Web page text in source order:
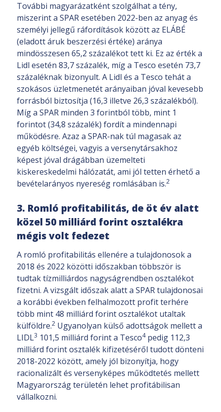
További magyarázatként szolgálhat a tény,
miszerint a SPAR esetében 2022-ben az anyag és
személyi jellegű ráfordítások között az ELÁBÉ
(eladott áruk beszerzési értéke) aránya
mindösszesen 65,2 százalékot tett ki. Ez az érték a
Lidl esetén 83,7 százalék, míg a Tesco esetén 73,7
százaléknak bizonyult. A Lidl és a Tesco tehát a
szokásos üzletmenetét arányaiban jóval kevesebb
forrásból biztosítja (16,3 illetve 26,3 százalékból).
Míg a SPAR minden 3 forintból több, mint 1
forintot (34,8 százalék) fordít a mindennapi
működésre. Azaz a SPAR-nak túl magasak az
egyéb költségei, vagyis a versenytársakhoz
képest jóval drágábban üzemelteti
kiskereskedelmi hálózatát, ami jól tetten érhető a
bevételarányos nyereség romlásában is.2
3. Romló profitabilitás, de öt év alatt
közel 50 milliárd forint osztalékra
mégis volt fedezet
A romló profitabilitás ellenére a tulajdonosok a
2018 és 2022 közötti időszakban többször is
tudtak tízmilliárdos nagyságrendben osztalékot
fizetni. A vizsgált időszak alatt a SPAR tulajdonosai
a korábbi években felhalmozott profit terhére
több mint 48 milliárd forint osztalékot utaltak
külföldre.2 Ugyanolyan külső adottságok mellett a
LIDL3 101,5 milliárd forint a Tesco4pedig 112,3
milliárd forint osztalék kifizetéséről tudott dönteni
2018-2022 között, amely jól bizonyítja, hogy
racionalizált és versenyképes működtetés mellett
Magyarország területén lehet profitábilisan
vállalkozni.